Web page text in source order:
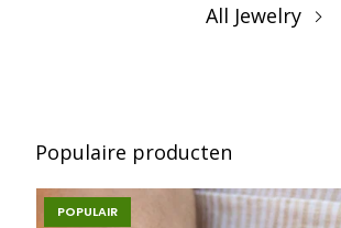
All Jewelry
Populaire producten
POPULAIR